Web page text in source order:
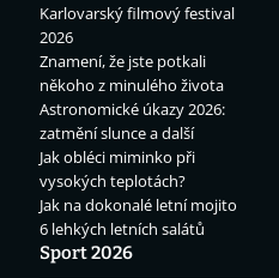
Karlovarský filmový festival
2026
Znamení, že jste potkali
někoho z minulého života
Astronomické úkazy 2026:
zatmění slunce a další
Jak obléci miminko při
vysokých teplotách?
Jak na dokonalé letní mojito
6 lehkých letních salátů
Sport 2026